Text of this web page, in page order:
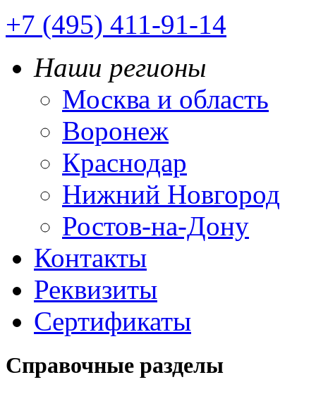
+7 (495) 411-91-14
Наши регионы
Москва и область
Воронеж
Краснодар
Нижний Новгород
Ростов-на-Дону
Контакты
Реквизиты
Сертификаты
Справочные разделы